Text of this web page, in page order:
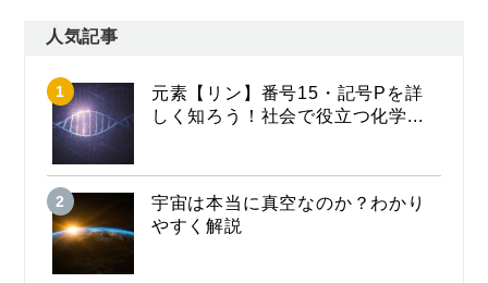
人気記事
元素【リン】番号15・記号Pを詳
しく知ろう！社会で役立つ化学...
宇宙は本当に真空なのか？わかり
やすく解説